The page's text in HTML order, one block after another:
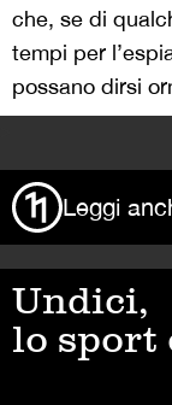
che, se di
tempi per
possano dirsi
Leggi
Undici,
lo sport